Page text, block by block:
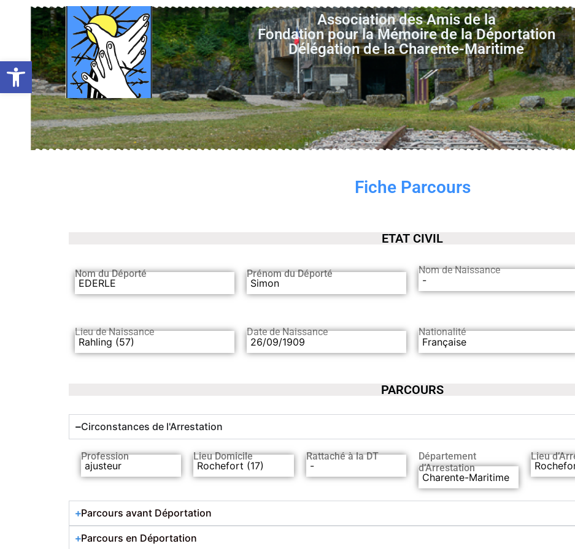
Ouvrir la barre d’outils
Association des Amis de la
Fondation pour la Mémoire de la Déportation
Délégation de la Charente-Maritime
Fiche Parcours
ETAT CIVIL
Nom du Déporté
EDERLE
Prénom du Déporté
Simon
Nom de Naissance
-
Lieu de Naissance
Rahling (57)
Date de Naissance
26/09/1909
Nationalité
Française
PARCOURS
Circonstances de l'Arrestation
Profession
ajusteur
Lieu Domicile
Rochefort (17)
Rattaché à la DT
-
Département
d’Arrestation
Charente-Maritime
Lieu
Parcours avant Déportation
Parcours en Déportation